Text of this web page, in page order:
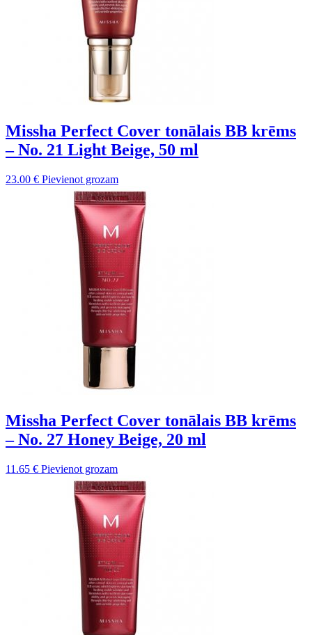
Missha Perfect Cover tonālais BB krēms
– No. 21 Light Beige, 50 ml
23.00 € Pievienot grozam
Missha Perfect Cover tonālais BB krēms
– No. 27 Honey Beige, 20 ml
11.65 € Pievienot grozam